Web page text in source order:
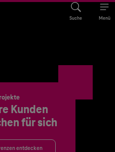
Suche Menü
Kunden
für sich
entdecken